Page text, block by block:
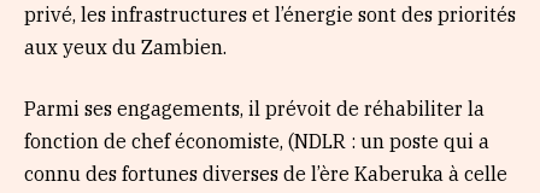
privé, les infrastructures et l’énergie sont des priorités
aux yeux du Zambien.
Parmi ses engagements, il prévoit de réhabiliter la
fonction de chef économiste, (NDLR : un poste qui a
connu des fortunes diverses de l’ère Kaberuka à celle